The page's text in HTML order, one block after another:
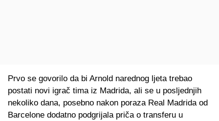
Prvo se govorilo da bi Arnold narednog ljeta trebao
postati novi igrač tima iz Madrida, ali se u posljednjih
nekoliko dana, posebno nakon poraza Real Madrida od
Barcelone dodatno podgrijala priča o transferu u